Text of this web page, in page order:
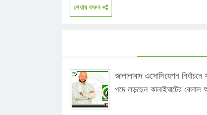
শেয়ার করুন
জালালাবাদ এসোসিয়েশন
পদে লড়ছেন কানাইঘাটের